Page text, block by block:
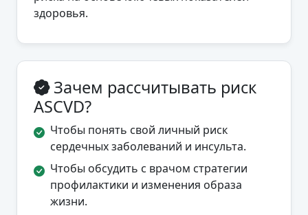
здоровья.
Зачем рассчитывать риск
ASCVD?
Чтобы понять свой личный риск
сердечных заболеваний и инсульта.
Чтобы обсудить с врачом стратегии
профилактики и изменения образа
жизни.